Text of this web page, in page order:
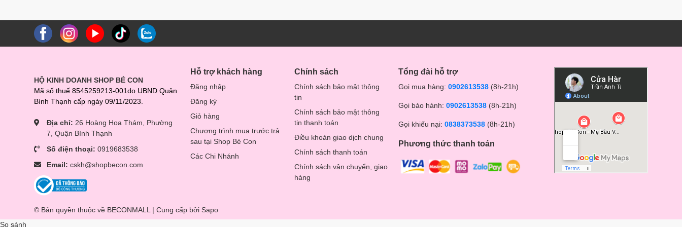
HỘ KINH DOANH SHOP BÉ CON
Mã số thuế 8545259213-001do UBND Quận
Bình Thạnh cấp ngày 09/11/2023.
Địa chỉ: 26 Hoàng Hoa Thám, Phường
7, Quận Bình Thạnh
Số điện thoại: 0919683538
Email: cskh@shopbecon.com
Hỗ trợ khách hàng
Đăng nhập
Đăng ký
Giỏ hàng
Chương trình mua trước trả
sau tại Shop Bé Con
Các Chi Nhánh
Chính sách
Chính sách bảo mật thông
tin
Chính sách bảo mật thông
tin thanh toán
Điều khoản giao dịch chung
Chính sách thanh toán
Chính sách vận chuyển, giao
hàng
Tổng đài hỗ trợ
Gọi mua hàng: 0902613538 (8h-21h)
Gọi bảo hành: 0902613538 (8h-21h)
Gọi khiếu nại: 0838373538 (8h-21h)
Phương thức thanh toán
© Bản quyền thuộc về BECONMALL | Cung cấp bởi Sapo
So sánh